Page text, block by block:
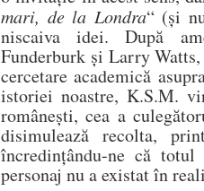
mari, de la Londra“ (şi
niscaiva idei. După
Funderburk şi Larry
cercetare academică
istoriei noastre, K.S.M.
româneşti, cea a
disimulează recolta,
încredinţându-ne că
personaj nu a existat în